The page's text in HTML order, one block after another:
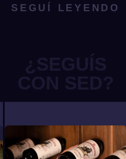
SEGUÍ LEYENDO
¿SEGUÍS
CON SED?